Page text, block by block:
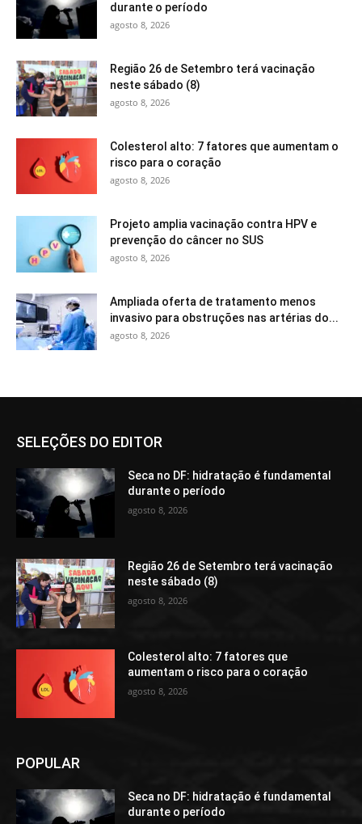
durante o período
agosto 8, 2026
Região 26 de Setembro terá vacinação
neste sábado (8)
agosto 8, 2026
Colesterol alto: 7 fatores que aumentam o
risco para o coração
agosto 8, 2026
Projeto amplia vacinação contra HPV e
prevenção do câncer no SUS
agosto 8, 2026
Ampliada oferta de tratamento menos
invasivo para obstruções nas artérias do...
agosto 8, 2026
SELEÇÕES DO EDITOR
Seca no DF: hidratação é fundamental
durante o período
agosto 8, 2026
Região 26 de Setembro terá vacinação
neste sábado (8)
agosto 8, 2026
Colesterol alto: 7 fatores que
aumentam o risco para o coração
agosto 8, 2026
POPULAR
Seca no DF: hidratação é fundamental
durante o período